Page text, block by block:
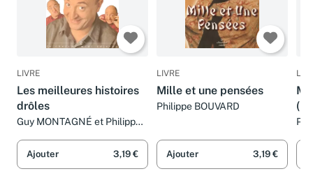
LIVRE
Les meilleures histoires
drôles
Guy MONTAGNÉ et Philippe
Ajouter 3,19 €
LIVRE
Mille et une pensées
Philippe BOUVARD
Ajouter 3,19 €